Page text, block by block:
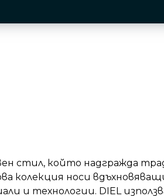
стил, който надгражда
колекция носи
и технологии. DIEL